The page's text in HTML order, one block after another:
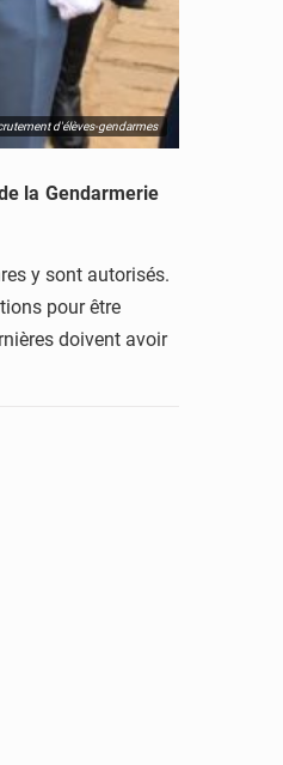
d'élèves-gendarmes
la Gendarmerie
y sont autorisés.
pour être
doivent avoir